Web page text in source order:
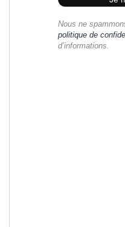
Nous ne
politique de
d’informations.